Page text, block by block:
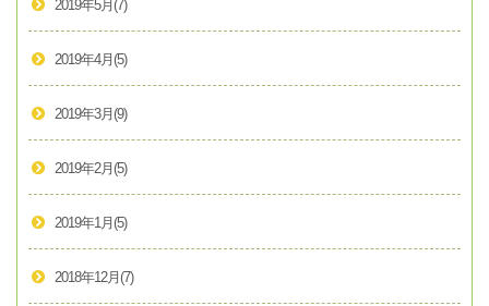
2019年5月 (7)
2019年4月 (5)
2019年3月 (9)
2019年2月 (5)
2019年1月 (5)
2018年12月 (7)